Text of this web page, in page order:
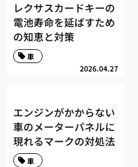
レクサスカードキーの
電池寿命を延ばすため
の知恵と対策
2026.04.27
車
エンジンがかからない
車のメーターパネルに
現れるマークの対処法
車